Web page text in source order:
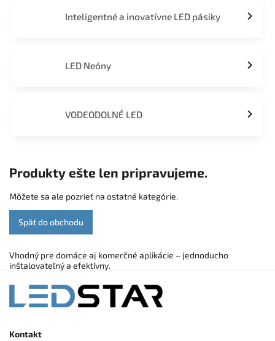
Inteligentné a inovatívne LED pásiky
LED Neóny
VODEODOLNÉ LED
Produkty ešte len pripravujeme.
Môžete sa ale pozrieť na ostatné kategórie.
Späť do obchodu
Vhodný pre domáce aj komerčné aplikácie – jednoducho
inštalovateľný a efektívny.
Kontakt